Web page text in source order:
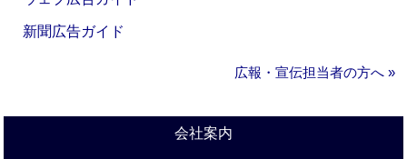
新聞広告ガイド
広報・宣伝担当者の方へ »
会社案内